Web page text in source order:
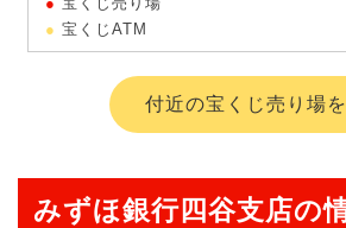
宝くじATM
付近の宝くじ売り場
みずほ銀行四谷支店の